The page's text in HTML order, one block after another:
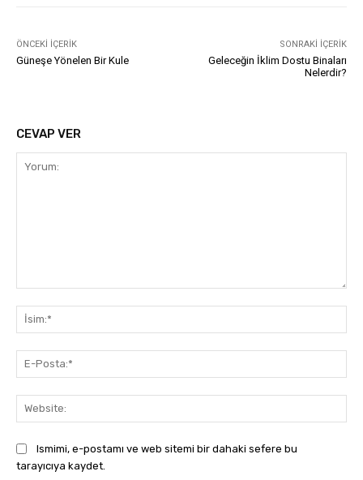
ÖNCEKI İÇERIK
Güneşe Yönelen Bir Kule
SONRAKI İÇERIK
Geleceğin İklim Dostu Binaları
Nelerdir?
CEVAP VER
Ismimi, e-postamı ve web sitemi bir dahaki sefere bu
tarayıcıya kaydet.